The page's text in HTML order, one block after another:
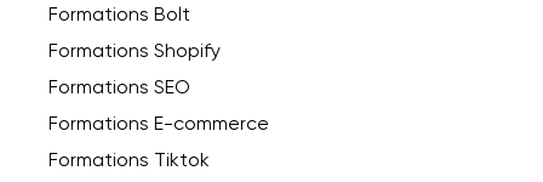
Formations Bolt
Formations Shopify
Formations SEO
Formations E-commerce
Formations Tiktok